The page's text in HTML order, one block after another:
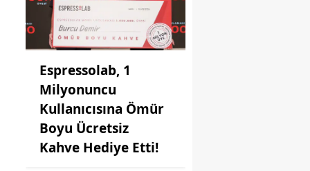
Espressolab, 1
Milyonuncu
Kullanıcısına Ömür
Boyu Ücretsiz
Kahve Hediye Etti!